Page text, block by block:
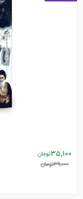
35,100تومان
39,000تومان